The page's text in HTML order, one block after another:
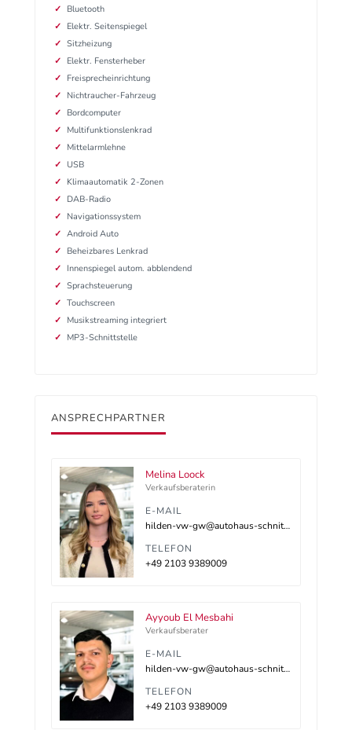
Bluetooth
Elektr. Seitenspiegel
Sitzheizung
Elektr. Fensterheber
Freisprecheinrichtung
Nichtraucher-Fahrzeug
Bordcomputer
Multifunktionslenkrad
Mittelarmlehne
USB
Klimaautomatik 2-Zonen
DAB-Radio
Navigationssystem
Android Auto
Beheizbares Lenkrad
Innenspiegel autom. abblendend
Sprachsteuerung
Touchscreen
Musikstreaming integriert
MP3-Schnittstelle
ANSPRECHPARTNER
Melina Loock
Verkaufsberaterin
E-MAIL
hilden-vw-gw@autohaus-schnitzler.dealerdesk.de
TELEFON
+49 2103 9389009
Ayyoub El Mesbahi
Verkaufsberater
E-MAIL
hilden-vw-gw@autohaus-schnitzler.dealerdesk.de
TELEFON
+49 2103 9389009